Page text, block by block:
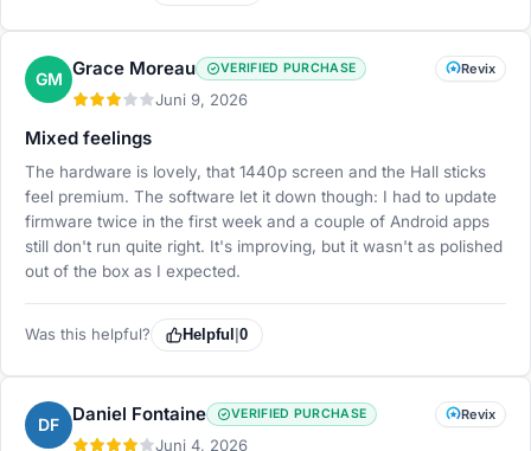
GM Grace Moreau VERIFIED PURCHASE
Juni 9, 2026
Revix
Mixed feelings
The hardware is lovely, that 1440p screen and the Hall sticks
feel premium. The software let it down though: I had to update
firmware twice in the first week and a couple of Android apps
still don't run quite right. It's improving, but it wasn't as polished
out of the box as I expected.
Was this helpful? Helpful 0
DF Daniel Fontaine VERIFIED PURCHASE
Juni 4, 2026
Revix